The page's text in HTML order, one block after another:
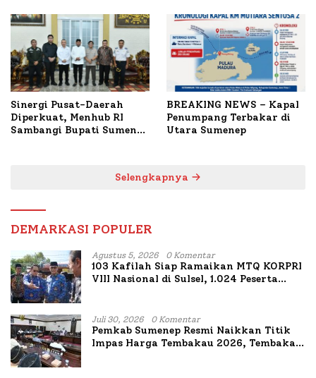
Terbakar
Sinergi Pusat-Daerah
Diperkuat, Menhub RI
Sambangi Bupati Sumenep
BREAKING NEWS – Kapal
Penumpang Terbakar di
Utara Sumenep
Selengkapnya
DEMARKASI POPULER
Agustus 5, 2026 0 Komentar
103 Kafilah Siap Ramaikan MTQ KORPRI
VIII Nasional di Sulsel, 1.024 Peserta
Juli 30, 2026 0 Komentar
Pemkab Sumenep Resmi Naikkan Titik
Impas Harga Tembakau 2026, Tembakau